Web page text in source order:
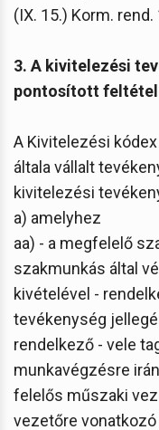
(IX. 15.) Korm.
3. A kivitelezési
pontosított
A Kivitelezési
általa vállalt
kivitelezési
a) amelyhez
aa) - a megfelelő
szakmunkás által
kivételével -
tevékenység
rendelkező - vele
munkavégzésre
felelős műszaki
vezetőre